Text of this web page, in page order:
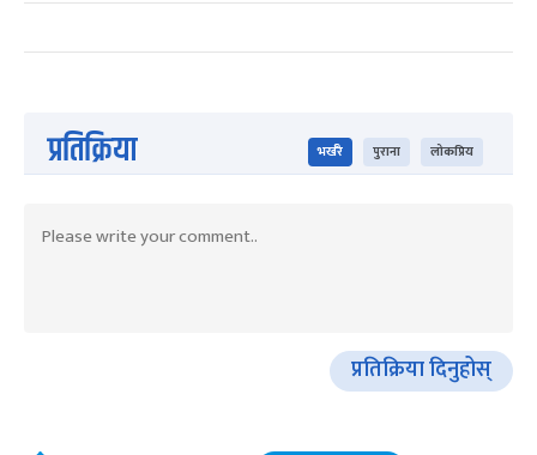
प्रतिक्रिया भर्खरै पुराना लोकप्रिय
प्रतिक्रिया दिनुहोस्